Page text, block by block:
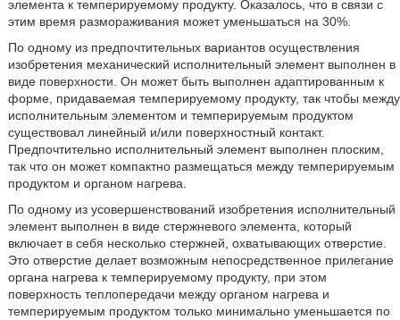
элемента к темперируемому продукту. Оказалось, что в связи с
этим время размораживания может уменьшаться на 30%.
По одному из предпочтительных вариантов осуществления
изобретения механический исполнительный элемент выполнен в
виде поверхности. Он может быть выполнен адаптированным к
форме, придаваемая темперируемому продукту, так чтобы между
исполнительным элементом и темперируемым продуктом
существовал линейный и/или поверхностный контакт.
Предпочтительно исполнительный элемент выполнен плоским,
так что он может компактно размещаться между темперируемым
продуктом и органом нагрева.
По одному из усовершенствований изобретения исполнительный
элемент выполнен в виде стержневого элемента, который
включает в себя несколько стержней, охватывающих отверстие.
Это отверстие делает возможным непосредственное прилегание
органа нагрева к темперируемому продукту, при этом
поверхность теплопередачи между органом нагрева и
темперируемым продуктом только минимально уменьшается по